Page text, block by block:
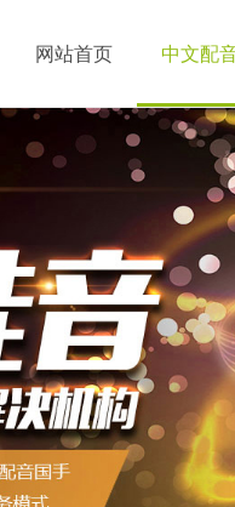
网站首页 中文配